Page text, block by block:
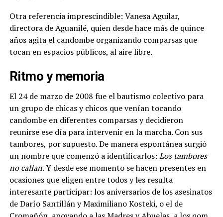
Otra referencia imprescindible: Vanesa Aguilar,
directora de Aguanilé, quien desde hace más de quince
años agita el candombe organizando comparsas que
tocan en espacios públicos, al aire libre.
Ritmo y memoria
El 24 de marzo de 2008 fue el bautismo colectivo para
un grupo de chicas y chicos que venían tocando
candombe en diferentes comparsas y decidieron
reunirse ese día para intervenir en la marcha. Con sus
tambores, por supuesto. De manera espontánea surgió
un nombre que comenzó a identificarlos: Los tambores
no callan. Y desde ese momento se hacen presentes en
ocasiones que eligen entre todos y les resulta
interesante participar: los aniversarios de los asesinatos
de Darío Santillán y Maximiliano Kosteki, o el de